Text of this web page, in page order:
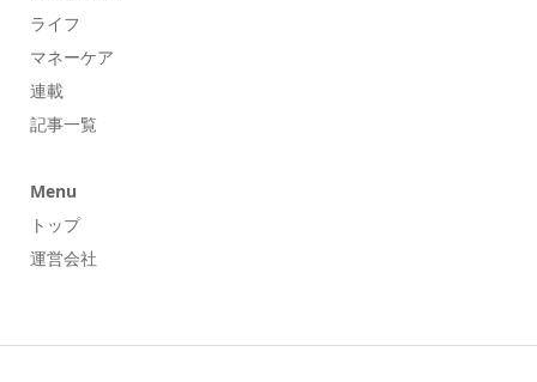
ライフ
マネーケア
連載
記事一覧
Menu
トップ
運営会社